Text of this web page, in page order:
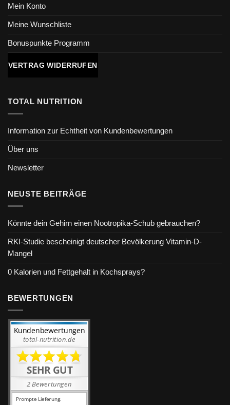
Mein Konto
Meine Wunschliste
Bonuspunkte Programm
VERTRAG WIDERRUFEN
TOTAL NUTRITION
Information zur Echtheit von Kundenbewertungen
Über uns
Newsletter
NEUSTE BEITRÄGE
Könnte dein Gehirn einen Nootropika-Schub gebrauchen?
RKI-Studie bescheinigt deutscher Bevölkerung Vitamin-D-
Mangel
0 Kalorien und Fettgehalt in Kochsprays?
BEWERTUNGEN